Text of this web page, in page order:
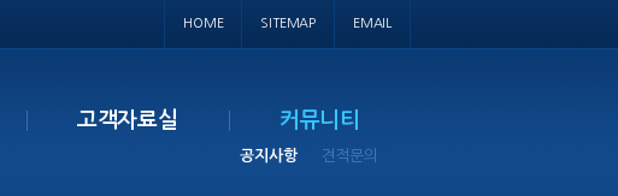
HOME SITEMAP EMAIL
고객자료실 커뮤니티
공지사항 견적문의